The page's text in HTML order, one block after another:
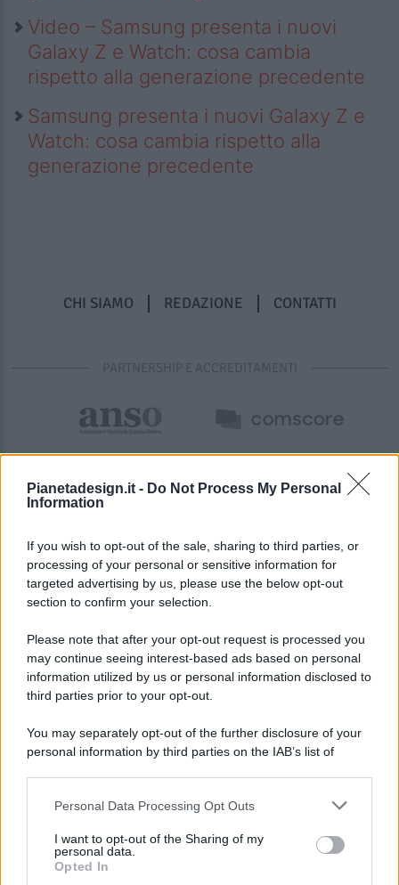
Pianetadesign.it - Do Not Process My Personal
Information
If you wish to opt-out of the sale, sharing to third parties, or
processing of your personal or sensitive information for
targeted advertising by us, please use the below opt-out
section to confirm your selection.
Please note that after your opt-out request is processed you
may continue seeing interest-based ads based on personal
information utilized by us or personal information disclosed to
third parties prior to your opt-out.
You may separately opt-out of the further disclosure of your
personal information by third parties on the IAB’s list of
This information may also be disclosed by us to third parties
disclose it to other third parties.
Personal Data Processing Opt Outs
I want to opt-out of the Sharing of my
personal data.
Opted In
Video – Samsung presenta i nuovi
Galaxy Z e Watch: cosa cambia
rispetto alla generazione precedente
Samsung presenta i nuovi Galaxy Z e
Watch: cosa cambia rispetto alla
generazione precedente
CHI SIAMO REDAZIONE CONTATTI
PARTNERSHIP E ACCREDITAMENTI
© 2026 - Pianeta Design - P.IVA 04827280654 - Testata
Registrata Al Tribunale Di Nocera Inferiore N. 8/2020 - RG N.
ISCRIZIONE AL ROC N. 35792 – ISCRITTA ALL’ANSO
(ASSOCIAZIONE NAZIONALE STAMPA ONLINE)
PREFERENZE PRIVACY